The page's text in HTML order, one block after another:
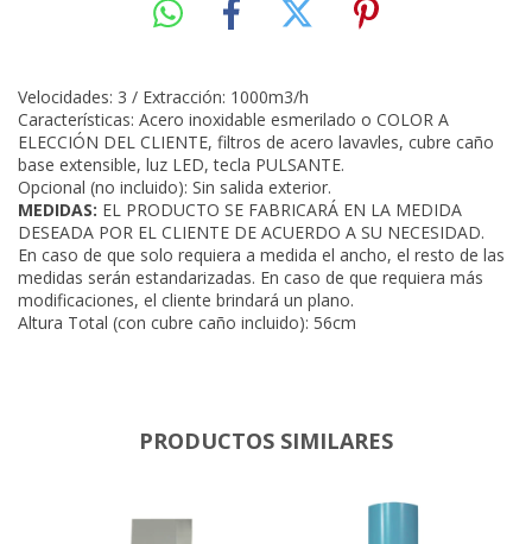
Velocidades: 3 / Extracción: 1000m3/h
Características: Acero inoxidable esmerilado o COLOR A
ELECCIÓN DEL CLIENTE, filtros de acero lavavles, cubre caño
base extensible, luz LED, tecla PULSANTE.
Opcional (no incluido): Sin salida exterior.
MEDIDAS: EL PRODUCTO SE FABRICARÁ EN LA MEDIDA
DESEADA POR EL CLIENTE DE ACUERDO A SU NECESIDAD.
En caso de que solo requiera a medida el ancho, el resto de las
medidas serán estandarizadas. En caso de que requiera más
modificaciones, el cliente brindará un plano.
Altura Total (con cubre caño incluido): 56cm
PRODUCTOS SIMILARES